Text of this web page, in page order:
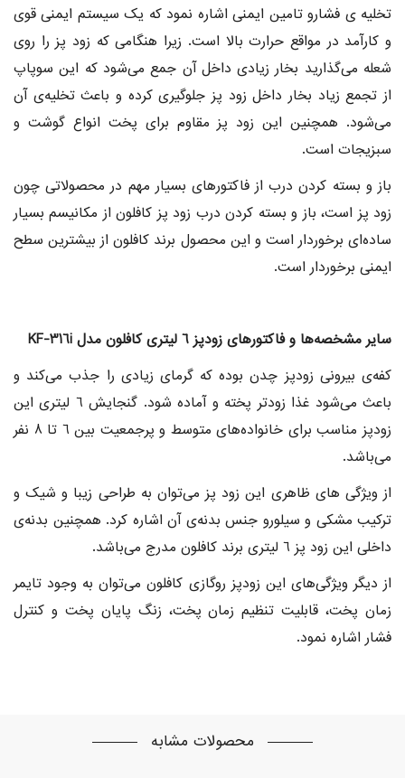
تخلیه ی فشارو تامین ایمنی اشاره نمود که یک سیستم ایمنی قوی
و کارآمد در مواقع حرارت بالا است. زیرا هنگامی که زود پز را روی
شعله می‌گذارید بخار زیادی داخل آن جمع می‌شود که این سوپاپ
از تجمع زیاد بخار داخل زود پز جلوگیری کرده و باعث تخلیه‌ی آن
می‌شود. همچنین این زود پز مقاوم برای پخت انواع گوشت و
سبزیجات است.
باز و بسته کردن درب از فاکتور‌های بسیار مهم در محصولاتی چون
زود پز است، باز و بسته کردن درب زود پز کافلون از مکانیسم بسیار
ساده‌ای برخوردار است و این محصول برند کافلون از بیشترین سطح
ایمنی برخوردار است.
سایر مشخصه‌ها و فاکتورهای زودپز 6 لیتری کافلون مدل KF-316i
کفه‌ی بیرونی زودپز چدن بوده که گرمای زیادی را جذب می‌کند و
باعث می‌شود غذا زودتر پخته و آماده شود. گنجایش 6 لیتری این
زودپز مناسب برای خانواده‌های متوسط و پرجمعیت بین 6 تا 8 نفر
می‌باشد.
از ویژگی های ظاهری این زود پز می‌توان به طراحی زیبا و شیک و
ترکیب مشکی و سیلورو جنس بدنه‌ی آن اشاره کرد. همچنین بدنه‌ی
داخلی این زود پز 6 لیتری برند کافلون مدرج می‌باشد.
از دیگر ویژگی‌های این زودپز روگازی کافلون می‌توان به وجود تایمر
زمان پخت، قابلیت تنظیم زمان پخت، زنگ پایان پخت و کنترل
فشار اشاره نمود.
محصولات مشابه